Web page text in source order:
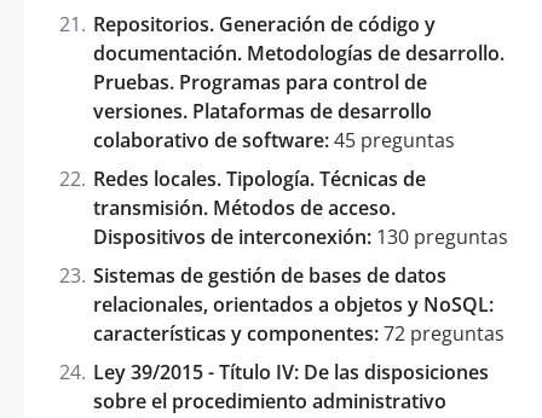
Repositorios. Generación de código y
documentación. Metodologías de desarrollo.
Pruebas. Programas para control de
versiones. Plataformas de desarrollo
colaborativo de software:45 preguntas
Redes locales. Tipología. Técnicas de
transmisión. Métodos de acceso.
Dispositivos de interconexión: 130 preguntas
Sistemas de gestión de bases de datos
relacionales, orientados a objetos y NoSQL:
características y componentes:72 preguntas
Ley 39/2015 - Título IV: De las disposiciones
sobre el procedimiento administrativo